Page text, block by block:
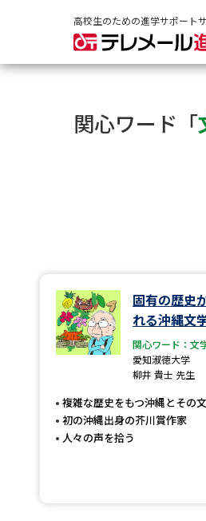
高校生のための進学サポート
関心ワード「
固有の歴史
れる沖縄文
関心ワード：文
愛知淑徳大学
柳井 貴士 先生
複雑な歴史をもつ沖縄とその
初の沖縄出身の芥川賞作家
人々の声を拾う